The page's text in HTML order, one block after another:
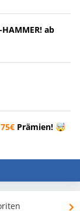
ab
Prämien! 🤯